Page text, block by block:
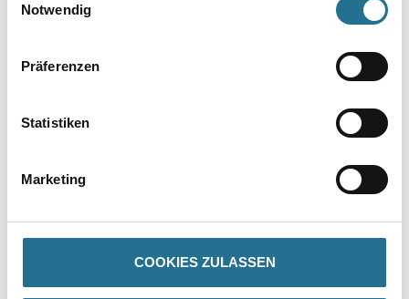
Notwendig
Präferenzen
Statistiken
Marketing
COOKIES ZULASSEN
PRODUKTEIGENSCHAFTEN
Produkteigenschaft